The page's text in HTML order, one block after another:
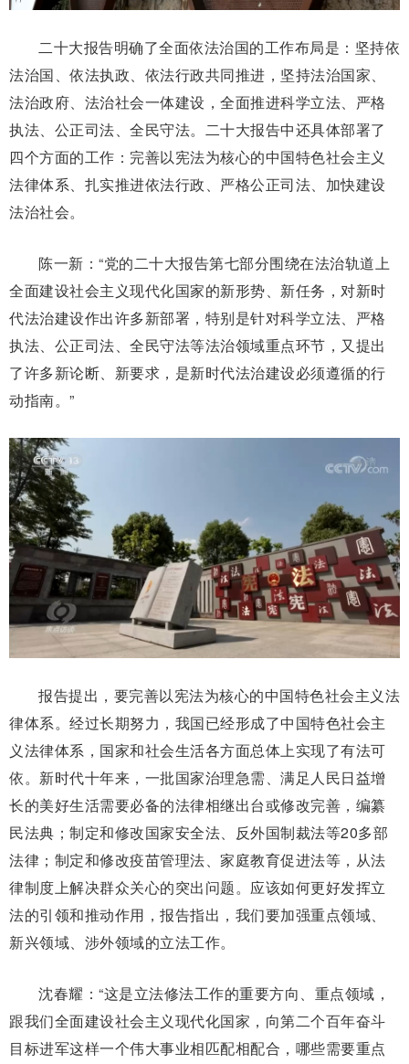
二十大报告明确了全面依法治国的工作布局是：坚持依
法治国、依法执政、依法行政共同推进，坚持法治国家、
法治政府、法治社会一体建设，全面推进科学立法、严格
执法、公正司法、全民守法。二十大报告中还具体部署了
四个方面的工作：完善以宪法为核心的中国特色社会主义
法律体系、扎实推进依法行政、严格公正司法、加快建设
法治社会。
陈一新：“党的二十大报告第七部分围绕在法治轨道上
全面建设社会主义现代化国家的新形势、新任务，对新时
代法治建设作出许多新部署，特别是针对科学立法、严格
执法、公正司法、全民守法等法治领域重点环节，又提出
了许多新论断、新要求，是新时代法治建设必须遵循的行
动指南。”
报告提出，要完善以宪法为核心的中国特色社会主义法
律体系。经过长期努力，我国已经形成了中国特色社会主
义法律体系，国家和社会生活各方面总体上实现了有法可
依。新时代十年来，一批国家治理急需、满足人民日益增
长的美好生活需要必备的法律相继出台或修改完善，编纂
民法典；制定和修改国家安全法、反外国制裁法等20多部
法律；制定和修改疫苗管理法、家庭教育促进法等，从法
律制度上解决群众关心的突出问题。应该如何更好发挥立
法的引领和推动作用，报告指出，我们要加强重点领域、
新兴领域、涉外领域的立法工作。
沈春耀：“这是立法修法工作的重要方向、重点领域，
跟我们全面建设社会主义现代化国家，向第二个百年奋斗
目标进军这样一个伟大事业相匹配相配合，哪些需要重点